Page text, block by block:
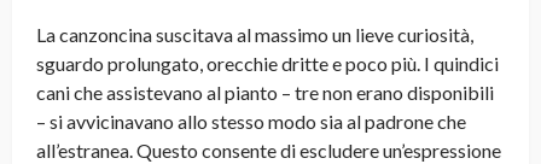
La canzoncina suscitava al massimo un lieve curiosità,
sguardo prolungato, orecchie dritte e poco più. I quindici
cani che assistevano al pianto – tre non erano disponibili
– si avvicinavano allo stesso modo sia al padrone che
all’estranea. Questo consente di escludere un’espressione